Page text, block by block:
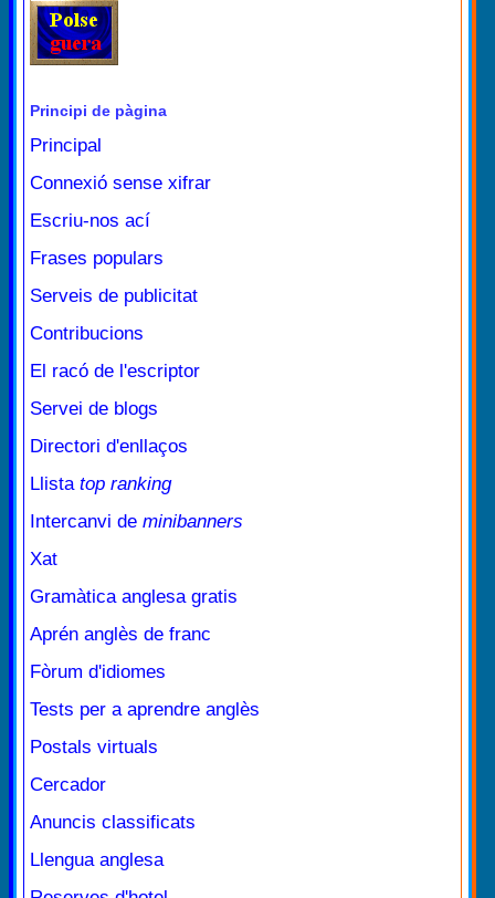
Principi de pàgina
Principal
Connexió sense xifrar
Escriu-nos ací
Frases populars
Serveis de publicitat
Contribucions
El racó de l'escriptor
Servei de blogs
Directori d'enllaços
Llista top ranking
Intercanvi de minibanners
Xat
Gramàtica anglesa gratis
Aprén anglès de franc
Fòrum d'idiomes
Tests per a aprendre anglès
Postals virtuals
Cercador
Anuncis classificats
Llengua anglesa